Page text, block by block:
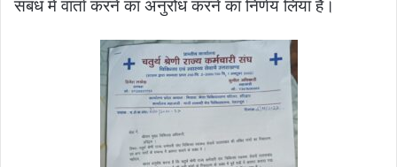
संबंध में वार्ता करने का अनुरोध करने का निर्णय लिया है।